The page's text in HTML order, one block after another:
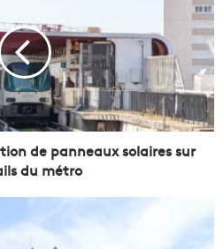
de panneaux solaires sur
du métro